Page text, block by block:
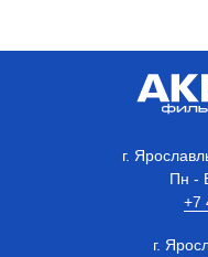
г.
Пн -
+7
г.